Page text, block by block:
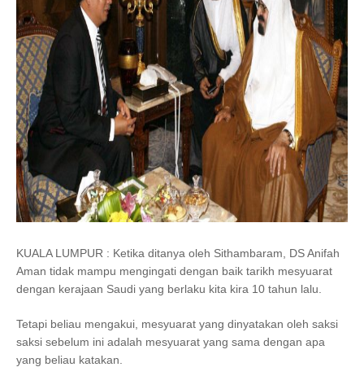
KUALA LUMPUR : Ketika ditanya oleh Sithambaram, DS Anifah
Aman tidak mampu mengingati dengan baik tarikh mesyuarat
dengan kerajaan Saudi yang berlaku kita kira 10 tahun lalu.
Tetapi beliau mengakui, mesyuarat yang dinyatakan oleh saksi
saksi sebelum ini adalah mesyuarat yang sama dengan apa
yang beliau katakan.